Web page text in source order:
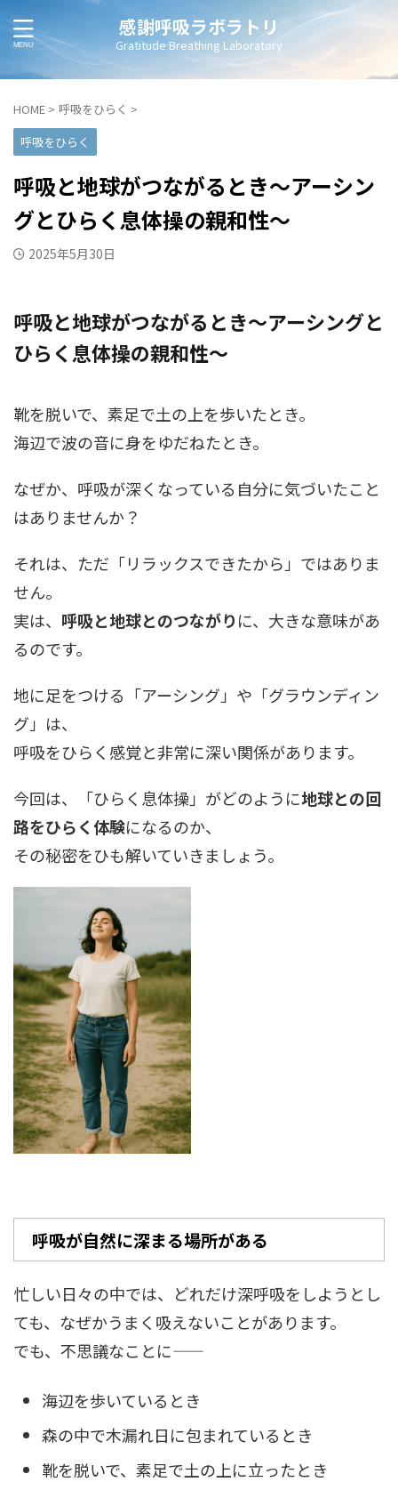
感謝呼吸ラボラトリ
Gratitude Breathing Laboratory
HOME > 呼吸をひらく >
呼吸をひらく
呼吸と地球がつながるとき〜アーシン
グとひらく息体操の親和性〜
2025年5月30日
呼吸と地球がつながるとき〜アーシングと
ひらく息体操の親和性〜
靴を脱いで、素足で土の上を歩いたとき。
海辺で波の音に身をゆだねたとき。
なぜか、呼吸が深くなっている自分に気づいたこと
はありませんか？
それは、ただ「リラックスできたから」ではありま
せん。
実は、 呼吸と地球とのつながりに、大きな意味があ
るのです。
地に足をつける「アーシング」や「グラウンディン
グ」は、
呼吸をひらく感覚と非常に深い関係があります。
今回は、「ひらく息体操」がどのように地球との回
路をひらく体験になるのか、
その秘密をひも解いていきましょう。
呼吸が自然に深まる場所がある
忙しい日々の中では、どれだけ深呼吸をしようとし
ても、なぜかうまく吸えないことがあります。
でも、不思議なことに——
海辺を歩いているとき
森の中で木漏れ日に包まれているとき
靴を脱いで、素足で土の上に立ったとき